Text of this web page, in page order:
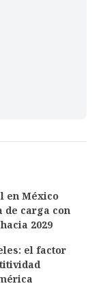
en México
de carga con
2029
el factor